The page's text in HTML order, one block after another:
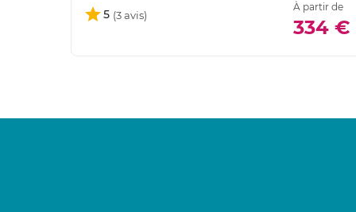
5
À partir de
334 €